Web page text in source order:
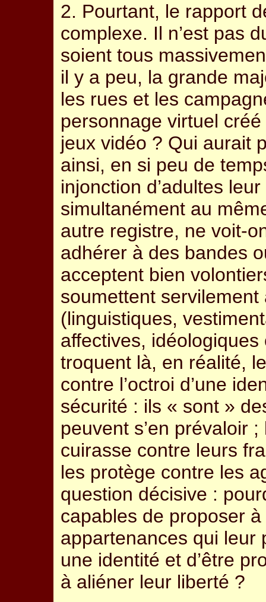
2. Pourtant, le rapport
complexe. Il n’est pas
soient tous
il y a peu, la grande
les rues et les
personnage virtuel
jeux vidéo ? Qui aurait
ainsi, en si peu de
injonction d’adultes
simultanément au
autre registre, ne voit-
adhérer à des bandes
acceptent bien
soumettent
(linguistiques,
affectives, idéologiques
troquent là, en réalité,
contre l’octroi d’une
sécurité : ils « sont »
peuvent s’en prévaloir
cuirasse contre leurs
les protège contre les
question décisive :
capables de proposer
appartenances qui leur
une identité et d’être
à aliéner leur liberté ?